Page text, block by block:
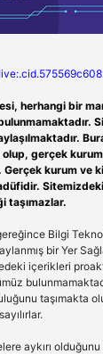
herhangi bir
gerçek
Gerçek kurum ve
taşımazlar.
Bilgi
bir Yer
içerikleri
taşımakta
aykırı